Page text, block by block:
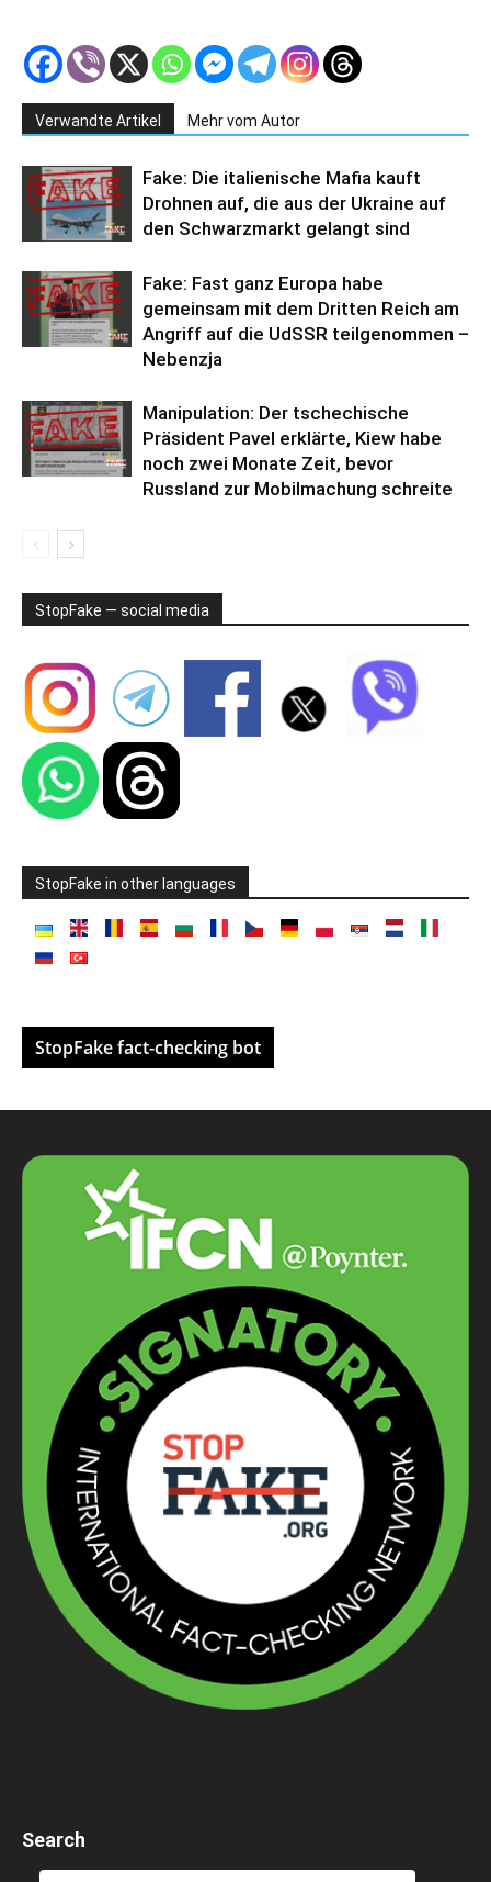
Verwandte Artikel Mehr vom Autor
Fake: Die italienische Mafia kauft
Drohnen auf, die aus der Ukraine auf
den Schwarzmarkt gelangt sind
Fake: Fast ganz Europa habe
gemeinsam mit dem Dritten Reich am
Angriff auf die UdSSR teilgenommen –
Nebenzja
Manipulation: Der tschechische
Präsident Pavel erklärte, Kiew habe
noch zwei Monate Zeit, bevor
Russland zur Mobilmachung schreite
StopFake — social media
StopFake in other languages
StopFake fact-checking bot
Search